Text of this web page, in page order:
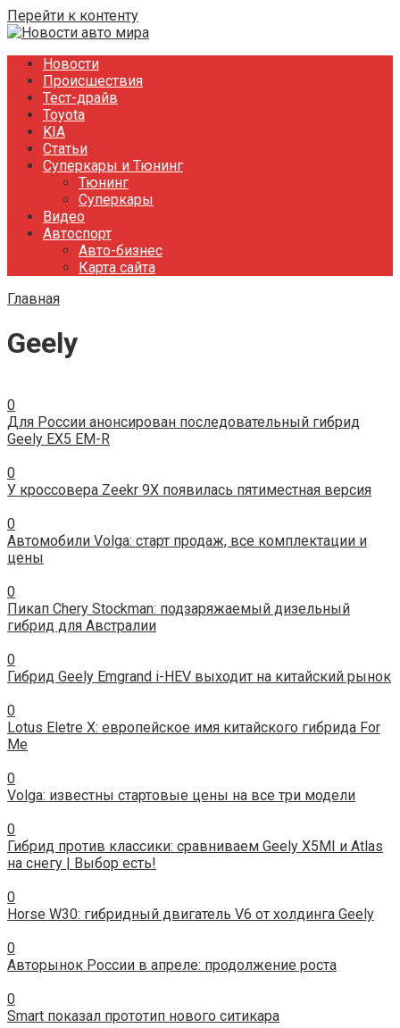
Перейти к контенту
Новости
Происшествия
Тест-драйв
Toyota
KIA
Статьи
Суперкары и Тюнинг
Тюнинг
Суперкары
Видео
Автоспорт
Авто-бизнес
Карта сайта
Главная
Geely
0
Для России анонсирован последовательный гибрид
Geely EX5 EM-R
0
У кроссовера Zeekr 9X появилась пятиместная версия
0
Автомобили Volga: старт продаж, все комплектации и
цены
0
Пикап Chery Stockman: подзаряжаемый дизельный
гибрид для Австралии
0
Гибрид Geely Emgrand i-HEV выходит на китайский рынок
0
Lotus Eletre X: европейское имя китайского гибрида For
Me
0
Volga: известны стартовые цены на все три модели
0
Гибрид против классики: сравниваем Geely X5MI и Atlas
на снегу | Выбор есть!
0
Horse W30: гибридный двигатель V6 от холдинга Geely
0
Авторынок России в апреле: продолжение роста
0
Smart показал прототип нового ситикара